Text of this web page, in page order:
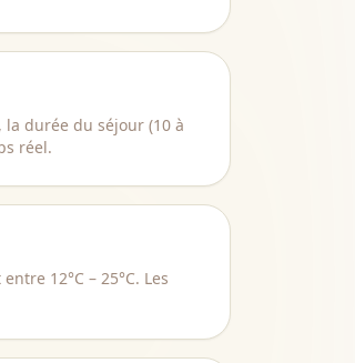
durée du séjour (10 à
réel.
12°C – 25°C. Les